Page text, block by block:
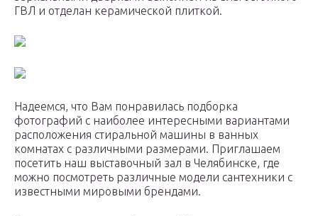
ГВЛ и отделан керамической плиткой.
Надеемся, что Вам понравилась подборка
фотографий с наиболее интересными вариантами
расположения стиральной машины в ванных
комнатах с различными размерами. Приглашаем
посетить наш выставочный зал в Челябинске, где
можно посмотреть различные модели сантехники с
известными мировыми брендами.